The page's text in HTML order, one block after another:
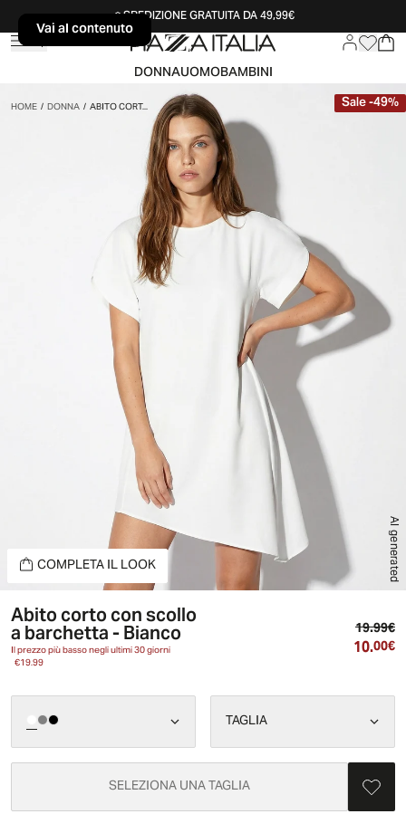
Vai al contenutoSPEDIZIONE GRATUITA DA 49,99€
DONNAUOMOBAMBINI
HOME/DONNA/ABITO CORT...
AI generated
COMPLETA IL LOOK
Sale-49%
Abito corto con scollo
a barchetta - Bianco
Il prezzo più basso negli ultimi 30 giorni
€19.99
19.99€
10.00€
TAGLIA
SELEZIONA UNA TAGLIA
Vai al contenuto